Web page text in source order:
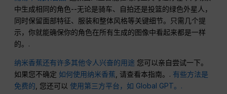
中生成相同的角色--无论是骑车、自拍还是投篮的绿色外星人，
同时保留面部特征、服装和整体风格等关键细节。只需几个提
示，你就能确保你的角色在所有生成的图像中看起来都是一样
的。.
纳米香蕉还有许多其他令人兴奋的用途 您可以亲自尝试一下。
如果您不确定 如何使用纳米香蕉 , 请查看本指南。. 有些方法是
免费的 , 您还可以使用第三方平台，如 Global GPT。.